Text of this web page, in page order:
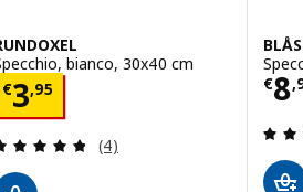
bianco, 30x40 cm
€3,95 € 3,95
Recensione: 4.8 fuori da
(4)
€8,